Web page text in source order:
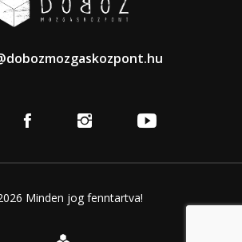
Minden jog fenntartva!